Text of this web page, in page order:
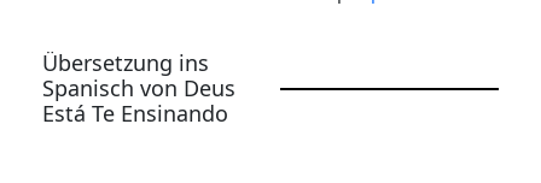
Übersetzung ins
Spanisch von Deus
Está Te Ensinando